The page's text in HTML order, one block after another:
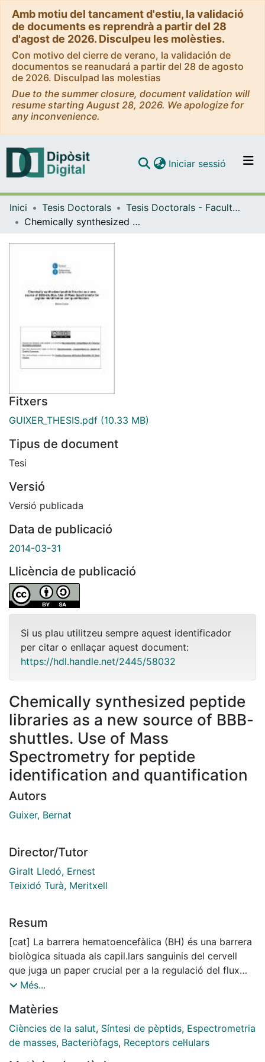
Amb motiu del tancament d'estiu, la validació
de documents es reprendrà a partir del 28
d'agost de 2026. Disculpeu les molèsties.
Con motivo del cierre de verano, la validación de
documentos se reanudará a partir del 28 de agosto
de 2026. Disculpad las molestias
Due to the summer closure, document validation will
resume starting August 28, 2026. We apologize for
any inconvenience.
Navega per tot el DD
Iniciar sessió (current)
Inici Tesis Doctorals
Tesis Doctorals - Facultat - Química
Chemically synthesized peptide libraries as a new source of BBB-shuttles. Use of Mass Spectrometry for peptide identification and quantification
Fitxers
GUIXER_THESIS.pdf (10.33 MB)
Tipus de document
Tesi
Versió
Versió publicada
Data de publicació
2014-03-31
Llicència de publicació
Si us plau utilitzeu sempre aquest identificador
per citar o enllaçar aquest document:
https://hdl.handle.net/2445/58032
Chemically synthesized peptide
libraries as a new source of BBB-
shuttles. Use of Mass
Spectrometry for peptide
identification and quantification
Autors
Guixer, Bernat
Director/Tutor
Giralt Lledó, Ernest
Teixidó Turà, Meritxell
Resum
[cat] La barrera hematoencefàlica (BH) és una barrera
biològica situada als capil.lars sanguinis del cervell
que juga un paper crucial per a la regulació del flux
d'entrada i sortida de molècules necessàries pel
protecció davant d'agents neurotòxics. Aquesta forta
regulació dificulta el pas a través de la BH dels
fàrmacs dirigits al parènquima cerebral. Per superar
Més...
Matèries
Ciències de la salut, Síntesi de pèptids, Espectrometria
de masses, Bacteriòfags, Receptors cel·lulars